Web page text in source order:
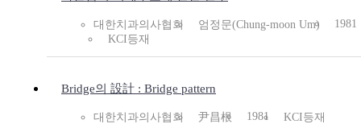
대한치과의사협회 엄정문(Chung-moon Um)
1981
KCI등재
Bridge의 設計 : Bridge pattern
대한치과의사협회 尹昌根 1981 KCI등재